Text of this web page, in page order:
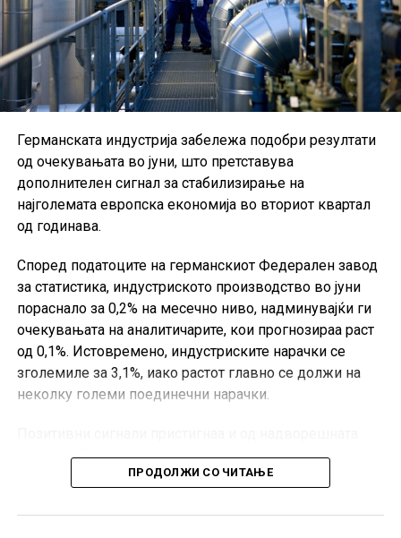
Германската индустрија забележа подобри резултати
од очекувањата во јуни, што претставува
дополнителен сигнал за стабилизирање на
најголемата европска економија во вториот квартал
од годинава.
Според податоците на германскиот Федерален завод
за статистика, индустриското производство во јуни
пораснало за 0,2% на месечно ниво, надминувајќи ги
очекувањата на аналитичарите, кои прогнозираа раст
од 0,1%. Истовремено, индустриските нарачки се
зголемиле за 3,1%, иако растот главно се должи на
неколку големи поединечни нарачки.
трговија. Германскиот извоз во јуни се зголемил за
0,9% во однос на претходниот месец, значително над
ПРОДОЛЖИ СО ЧИТАЊЕ